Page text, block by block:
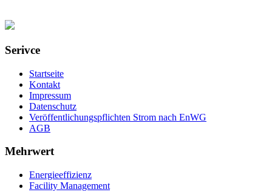
Serivce
Startseite
Kontakt
Impressum
Datenschutz
Veröffentlichungspflichten Strom nach EnWG
AGB
Mehrwert
Energieeffizienz
Facility Management